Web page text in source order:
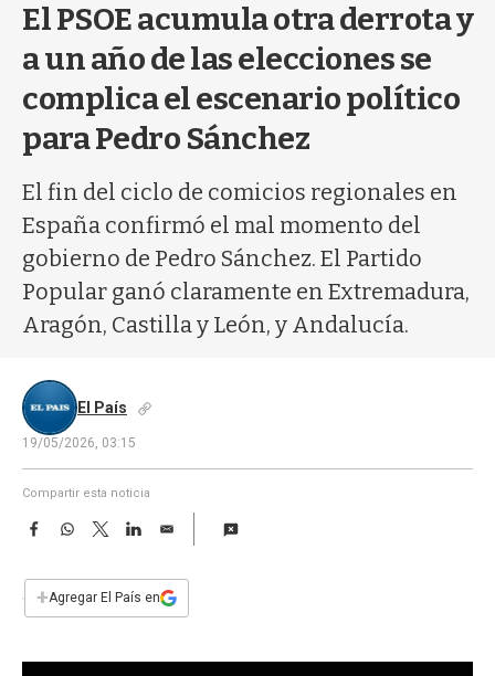
r
b
El PSOE acumula otra derrota y
a un año de las elecciones se
complica el escenario político
para Pedro Sánchez
El fin del ciclo de comicios regionales en
España confirmó el mal momento del
gobierno de Pedro Sánchez. El Partido
Popular ganó claramente en Extremadura,
Aragón, Castilla y León, y Andalucía.
El País
19/05/2026, 03:15
Compartir esta noticia
F
e
b
W
s
T
w
t
L
E
i
l
+Agregar El País en